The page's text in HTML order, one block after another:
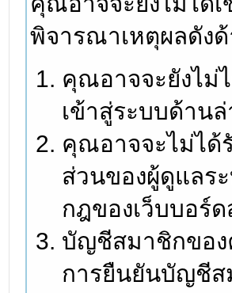
พิจารณาเหตุผลดังด้
คุณอาจจะยังไม่
เข้าสู่ระบบด้าน
คุณอาจจะไม่ได้
ส่วนของผู้ดูแลร
กฎของเว็บบอร์
บัญชีสมาชิกของ
การยืนยันบัญชีส